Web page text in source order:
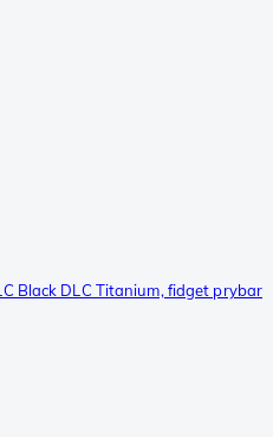
Black DLC Titanium, fidget prybar